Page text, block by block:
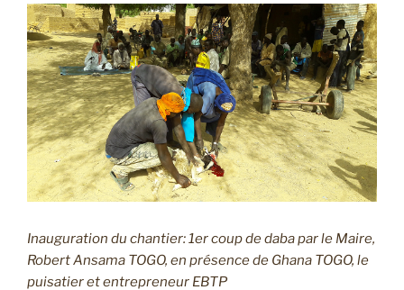
Inauguration du chantier: 1er coup de daba par le Maire,
Robert Ansama TOGO, en présence de Ghana TOGO, le
puisatier et entrepreneur EBTP